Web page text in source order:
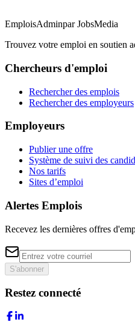
EmploisAdminpar JobsMedia
Trouvez votre emploi en soutien
Chercheurs d'emploi
Rechercher des emplois
Rechercher des employeurs
Employeurs
Publier une offre
Système de suivi des
Nos tarifs
Sites d’emploi
Alertes Emplois
Recevez les dernières offres
S'abonner
Restez connecté